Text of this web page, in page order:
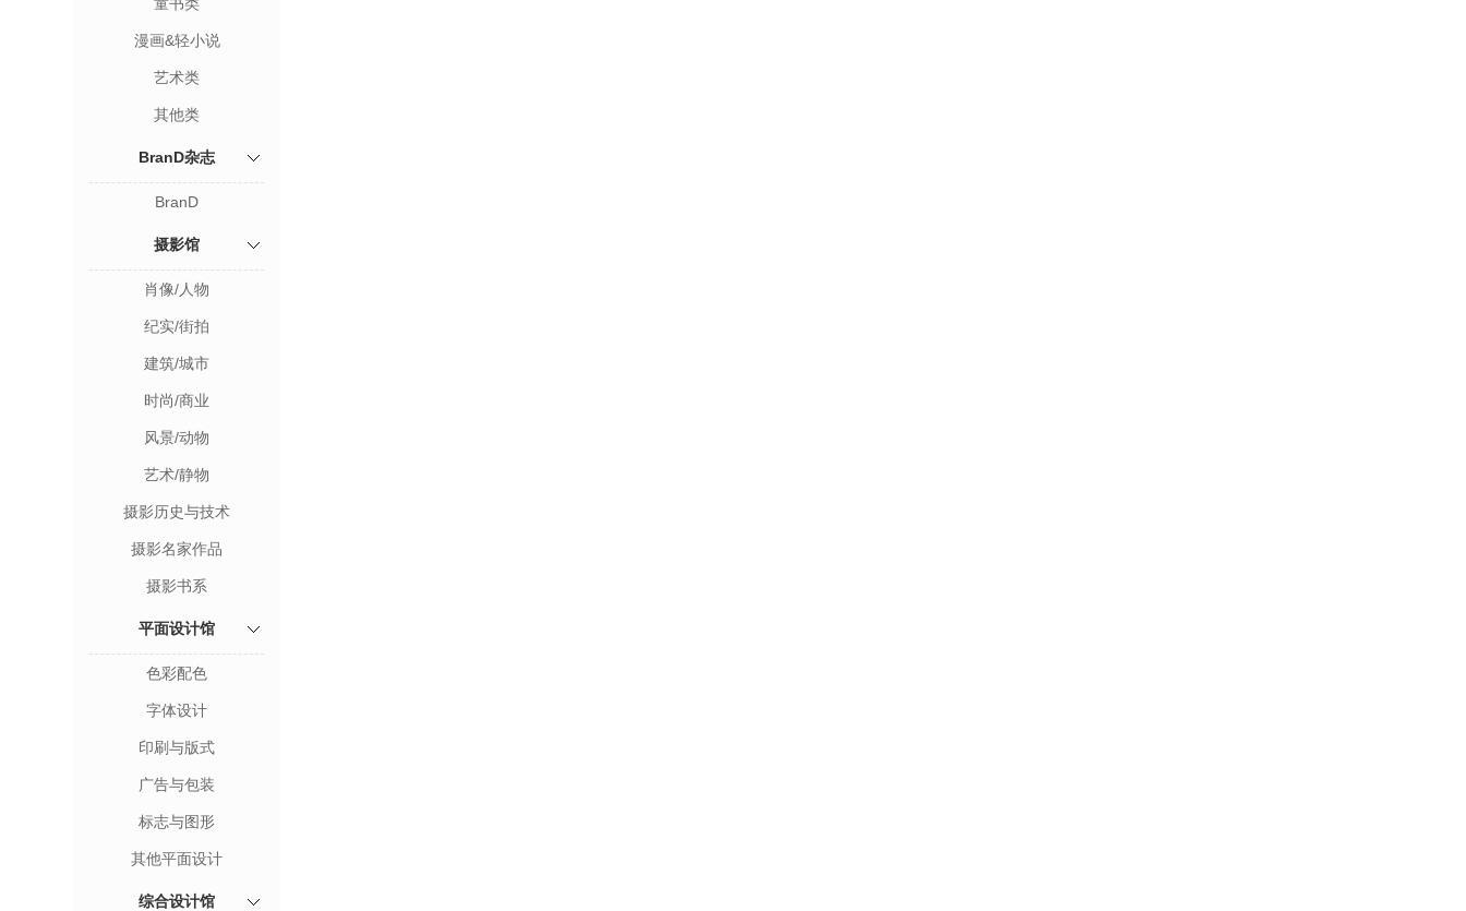
漫画&轻小说
艺术类
其他类
BranD杂志
BranD
摄影馆
肖像/人物
纪实/街拍
建筑/城市
时尚/商业
风景/动物
艺术/静物
摄影历史与技术
摄影名家作品
摄影书系
平面设计馆
色彩配色
字体设计
印刷与版式
广告与包装
标志与图形
其他平面设计
综合设计馆